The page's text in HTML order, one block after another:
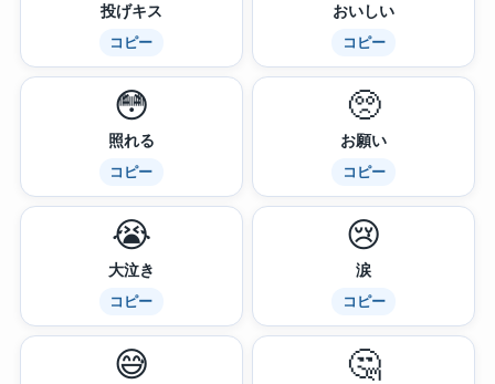
投げキス
コピー
おいしい
コピー
😳
照れる
コピー
🥺
お願い
コピー
😭
大泣き
コピー
😢
涙
コピー
😅 🤔